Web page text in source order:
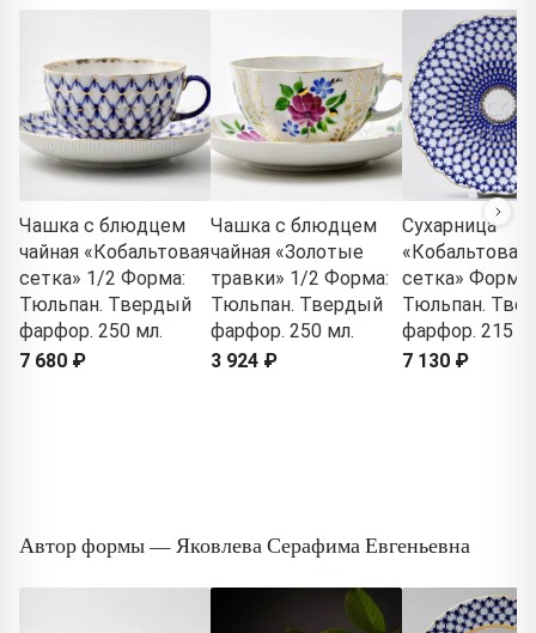
Чашка с блюдцем
чайная «Кобальтовая
сетка» 1/2 Форма:
Тюльпан. Твердый
фарфор. 250 мл.
7 680 ₽
Чашка с блюдцем
чайная «Золотые
травки» 1/2 Форма:
Тюльпан. Твердый
фарфор. 250 мл.
3 924 ₽
Сухарница
«Кобальтовая
сетка» Форма:
Тюльпан.
фарфор. 215
7 130 ₽
Автор формы — Яковлева Серафима Евгеньевна